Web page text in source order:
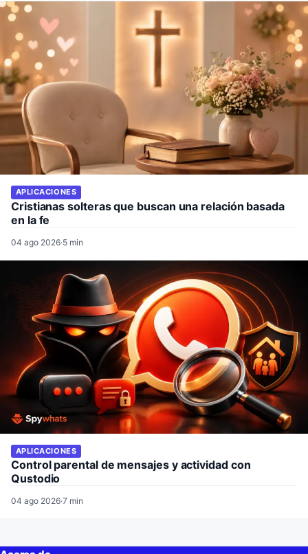
APLICACIONES
Cristianas solteras que buscan una relación basada
en la fe
04 ago 2026·5 min
APLICACIONES
Control parental de mensajes y actividad con
Qustodio
04 ago 2026·7 min